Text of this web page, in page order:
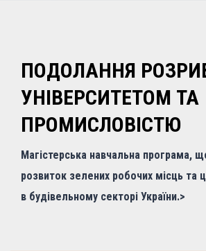
ПОДОЛАННЯ
УНІВЕРСИТЕТОМ ТА
ПРОМИСЛОВІСТЮ
Магістерська навчальна програма,
розвиток зелених робочих місць та
в будівельному секторі України.>